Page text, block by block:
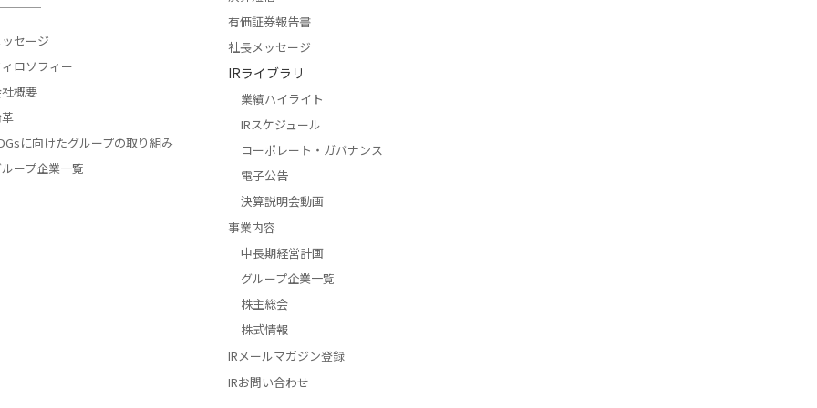
セージ
ロソフィー
概要
に向けたグループの取り組み
ープ企業一覧
有価証券報告書
社長メッセージ
IRライブラリ
業績ハイライト
IRスケジュール
コーポレート・ ガバナンス
電子公告
決算説明会動画
事業内容
中長期経営計画
グループ企業一覧
株主総会
株式情報
IRメールマガジン登録
IRお問い合わせ